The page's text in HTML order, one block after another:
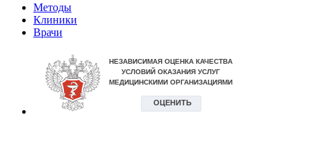
Методы
Клиники
Врачи